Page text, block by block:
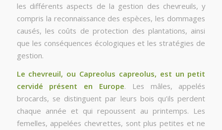
les différents aspects de la gestion des chevreuils, y
compris la reconnaissance des espèces, les dommages
causés, les coûts de protection des plantations, ainsi
que les conséquences écologiques et les stratégies de
gestion.
Le chevreuil, ou Capreolus capreolus, est un petit
cervidé présent en Europe. Les mâles, appelés
brocards, se distinguent par leurs bois qu’ils perdent
chaque année et qui repoussent au printemps. Les
femelles, appelées chevrettes, sont plus petites et ne